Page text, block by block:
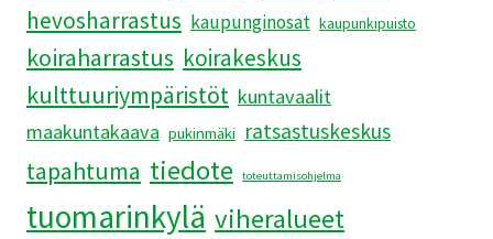
hevosharrastus kaupunginosat kaupunkipuisto
koiraharrastus koirakeskus
kulttuuriympäristöt kuntavaalit
maakuntakaava pukinmäki ratsastuskeskus
tapahtuma tiedote toteuttamisohjelma
tuomarinkylä viheralueet